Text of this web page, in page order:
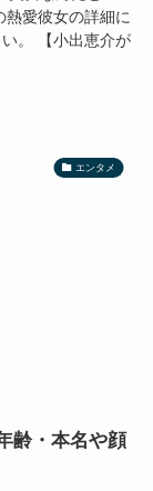
愛彼女の詳細に
。 【小出恵介が
エンタメ
齢・本名や顔